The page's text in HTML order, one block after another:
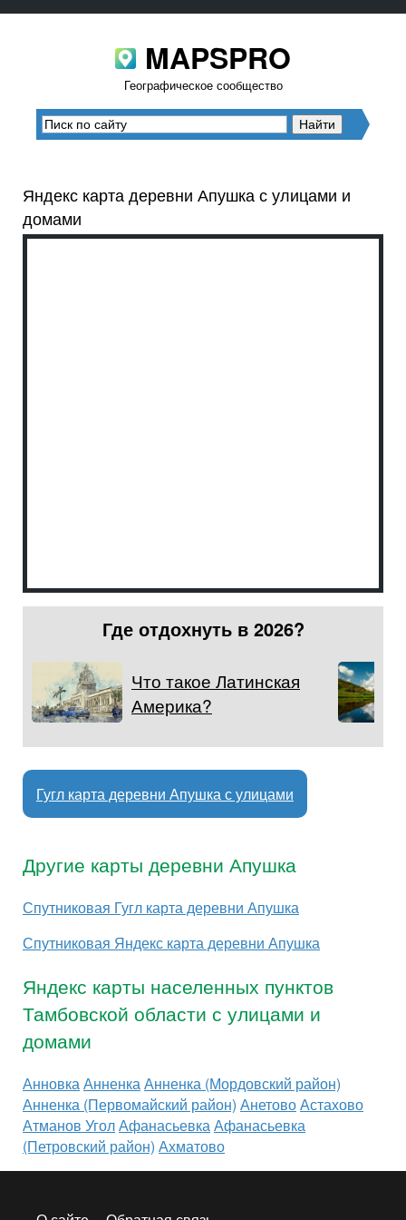
MAPSPRO
Географическое сообщество
Яндекс карта деревни Апушка с улицами и
домами
Где отдохнуть в 2026?
Что такое Латинская
Америка?
Гугл карта деревни Апушка с улицами
Другие карты деревни Апушка
Спутниковая Гугл карта деревни Апушка
Спутниковая Яндекс карта деревни Апушка
Яндекс карты населенных пунктов
Тамбовской области с улицами и
домами
Анновка Анненка Анненка (Мордовский район)
Анненка (Первомайский район) АнетовоАстахово
Атманов УголАфанасьевка Афанасьевка
(Петровский район) Ахматово